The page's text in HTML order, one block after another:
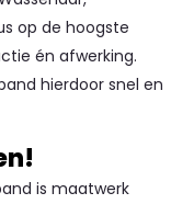
op de hoogste
én afwerking.
hierdoor snel en
is maatwerk